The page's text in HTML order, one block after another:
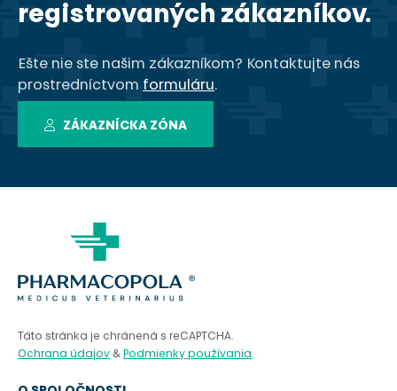
registrovaných zákazníkov.
Ešte nie ste našim zákazníkom? Kontaktujte nás
prostredníctvom formuláru.
ZÁKAZNÍCKA ZÓNA
Táto stránka je chránená s reCAPTCHA.
Ochrana údajov & Podmienky používania.